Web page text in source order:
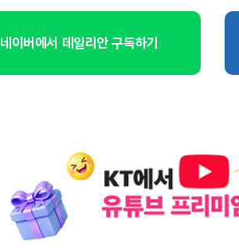
네이버에서 데일리안 구독하기